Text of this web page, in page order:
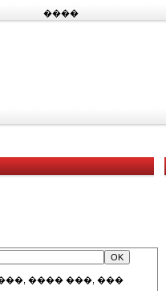
����
���� ���, ���